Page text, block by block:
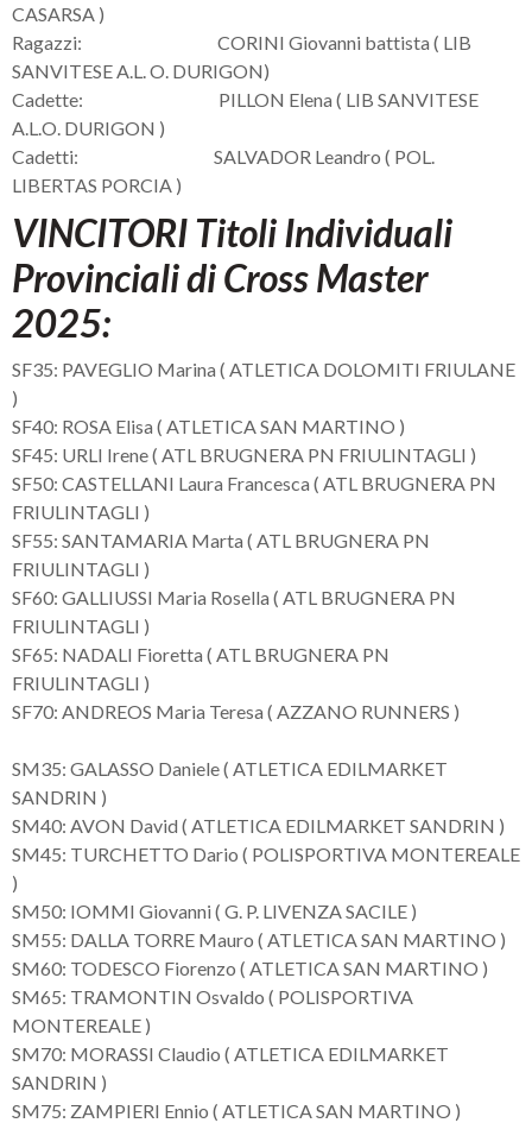
CASARSA )
Ragazzi: CORINI Giovanni battista ( LIB
SANVITESE A.L. O. DURIGON)
Cadette: PILLON Elena ( LIB SANVITESE
A.L.O. DURIGON )
Cadetti: SALVADOR Leandro ( POL.
LIBERTAS PORCIA )
VINCITORI Titoli Individuali
Provinciali di Cross Master
2025:
SF35: PAVEGLIO Marina ( ATLETICA DOLOMITI FRIULANE
)
SF40: ROSA Elisa ( ATLETICA SAN MARTINO )
SF45: URLI Irene ( ATL BRUGNERA PN FRIULINTAGLI )
SF50: CASTELLANI Laura Francesca ( ATL BRUGNERA PN
FRIULINTAGLI )
SF55: SANTAMARIA Marta ( ATL BRUGNERA PN
FRIULINTAGLI )
SF60: GALLIUSSI Maria Rosella ( ATL BRUGNERA PN
FRIULINTAGLI )
SF65: NADALI Fioretta ( ATL BRUGNERA PN
FRIULINTAGLI )
SF70: ANDREOS Maria Teresa ( AZZANO RUNNERS )
SM35: GALASSO Daniele ( ATLETICA EDILMARKET
SANDRIN )
SM40: AVON David ( ATLETICA EDILMARKET SANDRIN )
SM45: TURCHETTO Dario ( POLISPORTIVA MONTEREALE
)
SM50: IOMMI Giovanni ( G. P. LIVENZA SACILE )
SM55: DALLA TORRE Mauro ( ATLETICA SAN MARTINO )
SM60: TODESCO Fiorenzo ( ATLETICA SAN MARTINO )
SM65: TRAMONTIN Osvaldo ( POLISPORTIVA
MONTEREALE )
SM70: MORASSI Claudio ( ATLETICA EDILMARKET
SANDRIN )
SM75: ZAMPIERI Ennio ( ATLETICA SAN MARTINO )